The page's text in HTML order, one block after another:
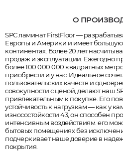
О
SPC ламинат FirstFloor —
Европы и Америки и имеет большую
континентах. Более 20 лет
продаж и эксплуатации. Ежегодно
более 100 000 000 квадратных
приобрести и у нас. Идеальное
пользовательских качеств и
совокупности с ценой, делают наш
привлекательным к покупке. Его
устойчивость к нагрузкам — как у
износостойкости 43, он способен
интенсивным воздействиям. его
бытовых помещениях без
подчеркивает наше доверие в
покрытия.